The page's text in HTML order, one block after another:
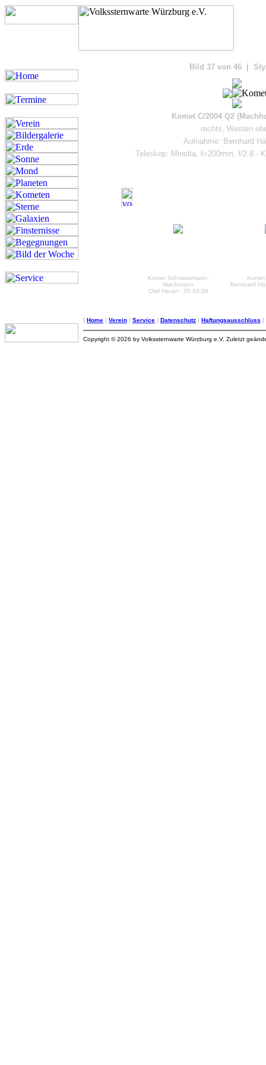
Bild 37 von 46 |
Komet C/2004 Q2
rechts, Westen
Aufnahme: Bernhard
Teleskop: Minolta, f=200mm, f/2.8 -
Komet Schwassmann-
Wachmann
Olaf Haupt - 30.04.06
Bernhard
| Home | Verein | Service | Datenschutz | Haftungsausschluss |
Copyright © 2026 by Volkssternwarte Würzburg e.V. Zuletzt